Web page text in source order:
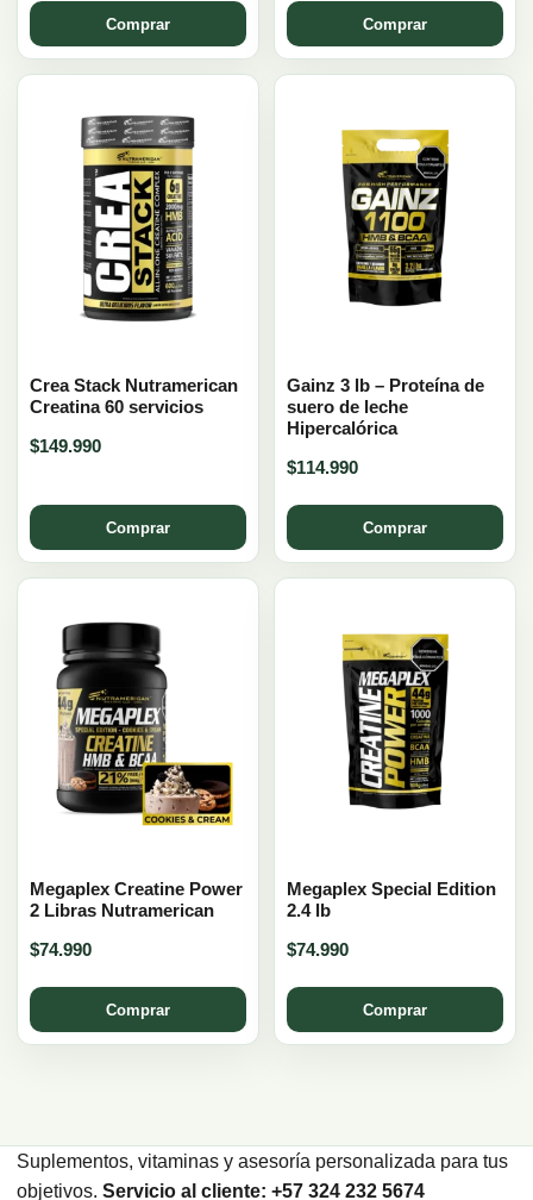
Comprar Comprar
Crea Stack Nutramerican
Creatina 60 servicios
$149.990
Comprar
Gainz 3 lb – Proteína de
suero de leche
Hipercalórica
$114.990
Comprar
Megaplex Creatine Power
2 Libras Nutramerican
$74.990
Comprar
Megaplex Special Edition
2.4 lb
$74.990
Comprar
Suplementos, vitaminas y asesoría personalizada para tus
objetivos. Servicio al cliente: +57 324 232 5674